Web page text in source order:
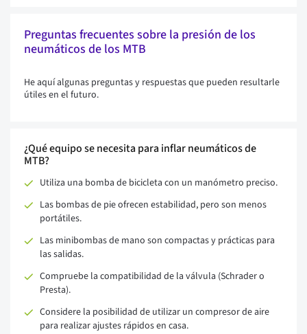
Preguntas frecuentes sobre la presión de los
neumáticos de los MTB
He aquí algunas preguntas y respuestas que pueden resultarle
útiles en el futuro.
¿Qué equipo se necesita para inflar neumáticos de
MTB?
Utiliza una bomba de bicicleta con un manómetro preciso.
Las bombas de pie ofrecen estabilidad, pero son menos
portátiles.
Las minibombas de mano son compactas y prácticas para
las salidas.
Compruebe la compatibilidad de la válvula (Schrader o
Presta).
Considere la posibilidad de utilizar un compresor de aire
para realizar ajustes rápidos en casa.